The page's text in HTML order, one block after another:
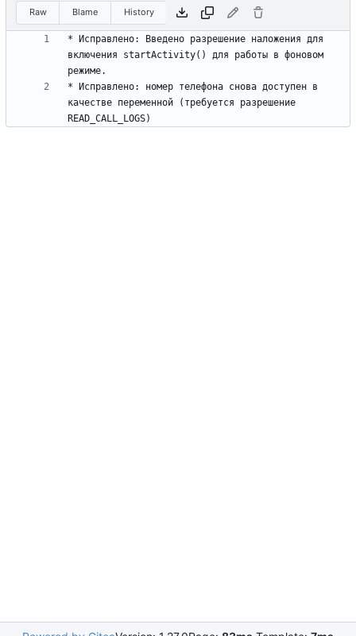
Raw Blame History
* Исправлено: Введено разрешение наложения для
включения startActivity() для работы в фоновом
* Исправлено: номер телефона снова доступен в
качестве переменной (требуется разрешение
READ_CALL_LOGS)